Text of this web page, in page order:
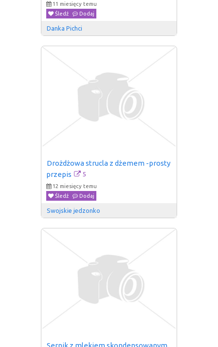
11 miesięcy temu
Śledź
Dodaj
Danka Pichci
Drożdżowa strucla z dżemem -prosty
przepis
5
12 miesięcy temu
Śledź
Dodaj
Swojskie jedzonko
Sernik z mlekiem skondensowanym